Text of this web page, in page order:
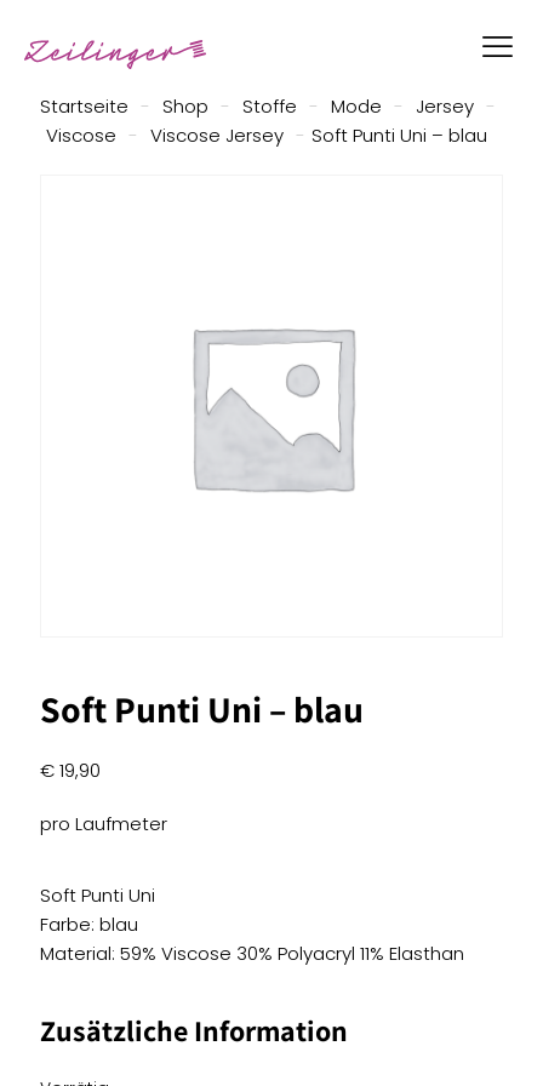
Startseite - Shop - Stoffe - Mode - Jersey -
Viscose - Viscose Jersey - Soft Punti Uni – blau
Soft Punti Uni – blau
€19,90
pro Laufmeter
Soft Punti Uni
Farbe: blau
Material: 59% Viscose 30% Polyacryl 11% Elasthan
Zusätzliche Information